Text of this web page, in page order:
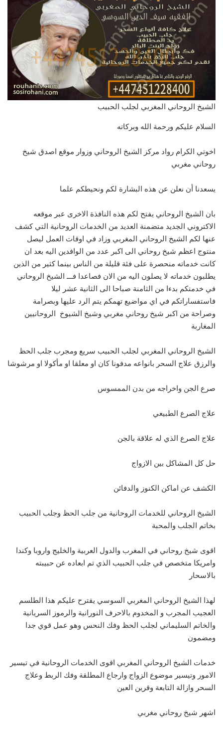
الشيخ الروحاني المغربي لجلب الحبيب
السلام عليكم ورحمة الله وبركاته
اخوتي الكرام رواد مركز الشيخ الروحاني وزوار موقع اصدق شيخ
روحاني مغربي
يسعدنا أن نعلن عن هذه البشارة لكم ونحيطكم علما
بان الشيخ الروحاني يفتح لكم هذه النافذة الاخرى عبر موقعه
الاكتروني الجديد متضمنة العديد من الخدمات الروحانية التي كشف
عنها لكم الشيخ الروحاني المغربي وزاد في اوقات العمل ليصل
منتوج اعظم شيخ روحاني الى اكبر عدد من الوافدين اليه بعد ان
كانت خدماته منحصرة على فئة قليلة من الناس بينما كثير من الذين
يطلبون خدماته لا يصلون اليه من الان فصاعدا فـــ الشيخ الروحاني
في خدمتكم بدءا من الثامنة صباحا الى الثانية عشر ليلا
فاستفساراتكم في اي مواضيع تهمكم يتم الرد عليها وبصرامة
وصراحة من اكبر شيخ روحاني مغربي وشيخ الشيوخ الروحانيين
المغاربة
الشيخ الروحاني المغربي لجلب الحبيب سريع ومجرب جلب الحظ
والرزق علاج السحر بانواعه مدفونا كان او معلقا او مأكولا او مرشوشا
صرع الجن واخراجه من بدن الممسوس
علاج الصرع الطبيعي
علاج الصرع الذي له علاقة بالجن
حل كل المشاكل بين الازواج
الكشف عن اماكن الكنوز والدفائن
الشيخ الروحاني للخدمات الروحانية من جلب الحظ وجلب الحبيب
بخاتم الجلب والمحبة
اقوى شيخ روحاني في المغرب والدول العربية والخليج واروبا وكندا
وامريكا متخصص في جلب الحبيب الذي تم ابعاده عن حبيبته
بالاسحار
لهذا الشيخ الروحاني المغربي السوسي يقترح عليكم هذا الطلسم
العجيب المجرب و المخدوم بالاحرف النورانية والرموز السريانية
والخاتم السليماني لجلب الحظ وفك النحس وهو عمل قوي جدا
ومضمون
خدمات الشيخ الروحاني المغربي اقوى الخدمات الروحانية في تيسير
الامور وتيسير موضوع الزواج وارجاع المطلقة وفك الربط وعلاج
السحر وازالة التابعة وقرين العين
اشهر شيخ روحاني مغربي